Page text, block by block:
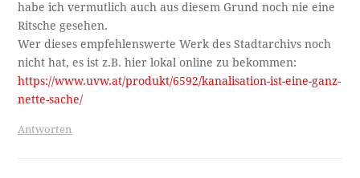
habe ich vermutlich auch aus diesem Grund noch nie eine
Ritsche gesehen.
Wer dieses empfehlenswerte Werk des Stadtarchivs noch
nicht hat, es ist z.B. hier lokal online zu bekommen:
https://www.uvw.at/produkt/6592/kanalisation-ist-eine-ganz-
nette-sache/
Antworten